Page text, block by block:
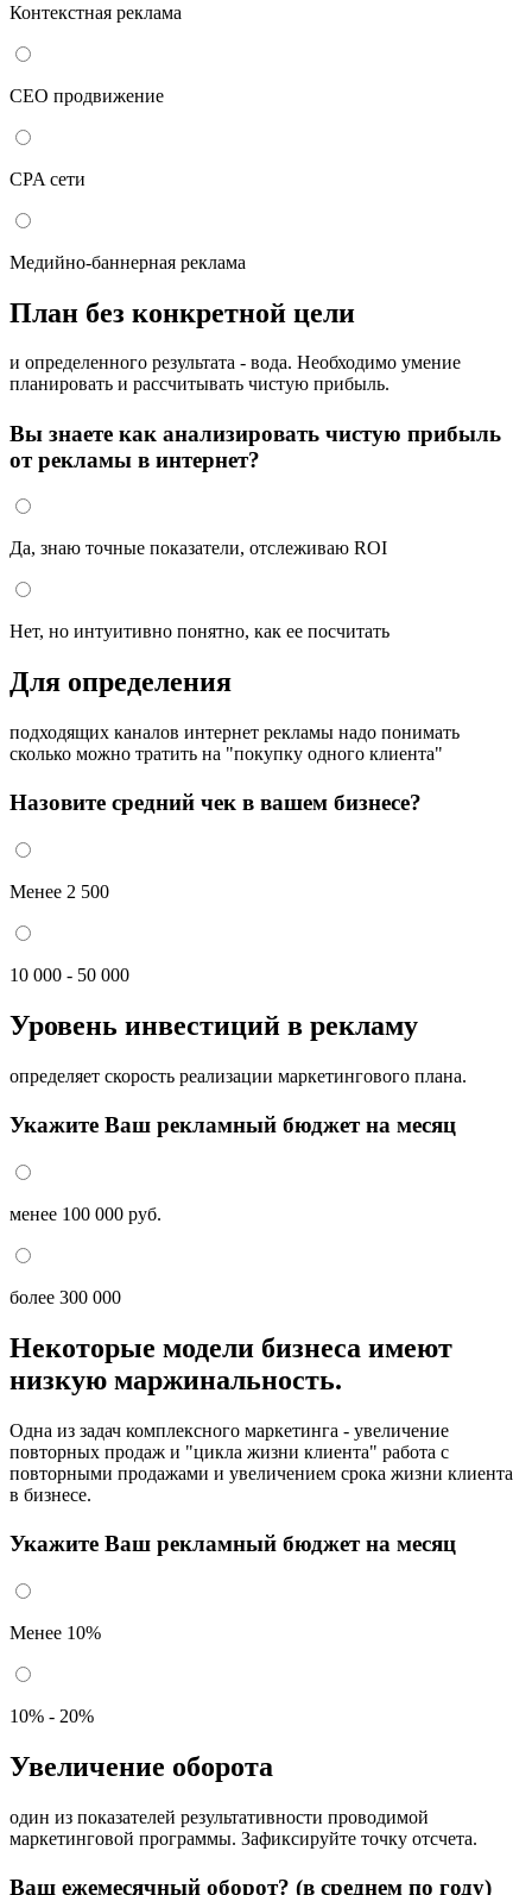
Контекстная реклама
СЕО продвижение
CPA сети
Медийно-баннерная реклама
План без конкретной цели
и определенного результата - вода. Необходимо умение
планировать и рассчитывать чистую прибыль.
Вы знаете как анализировать чистую прибыль
от рекламы в интернет?
Да, знаю точные показатели, отслеживаю ROI
Нет, но интуитивно понятно, как ее посчитать
Для определения
подходящих каналов интернет рекламы надо понимать
сколько можно тратить на "покупку одного клиента"
Назовите средний чек в вашем бизнесе?
Менее 2 500
10 000 - 50 000
Уровень инвестиций в рекламу
определяет скорость реализации маркетингового плана.
Укажите Ваш рекламный бюджет на месяц
менее 100 000 руб.
более 300 000
Некоторые модели бизнеса имеют
низкую маржинальность.
Одна из задач комплексного маркетинга - увеличение
повторных продаж и "цикла жизни клиента" работа с
повторными продажами и увеличением срока жизни клиента
в бизнесе.
Укажите Ваш рекламный бюджет на месяц
Менее 10%
10% - 20%
Увеличение оборота
один из показателей результативности проводимой
маркетинговой программы. Зафиксируйте точку отсчета.
Ваш ежемесячный оборот? (в среднем по году)